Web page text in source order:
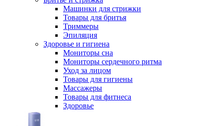
Машинки для стрижки
Товары для бритья
Триммеры
Эпиляция
Здоровье и гигиена
Мониторы сна
Мониторы сердечного ритма
Уход за лицом
Товары для гигиены
Массажеры
Товары для фитнеса
Здоровье